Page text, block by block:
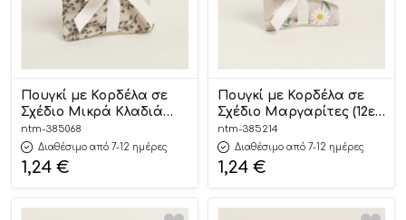
Πουγκί με Κορδέλα σε
Σχέδιο Μικρά Κλαδιά
(12εκ x 17εκ) | 385068
Ntampoudis
ntm-385068
Διαθέσιμο από 7-12 ημέρες
1,24 €
Πουγκί με Κορδέλα σε
Σχέδιο Μαργαρίτες (12εκ
x 17εκ) | 385214
Ntampoudis
ntm-385214
Διαθέσιμο από 7-12 ημέρες
1,24 €